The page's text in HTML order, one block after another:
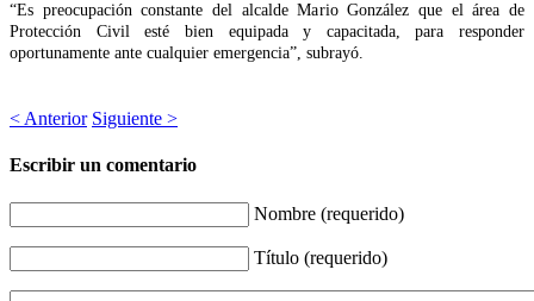
“Es preocupación constante del alcalde Mario González que el área de
Protección Civil esté bien equipada y capacitada, para responder
oportunamente ante cualquier emergencia”, subrayó.
< Anterior Siguiente >
Escribir un comentario
Nombre (requerido)
Título (requerido)